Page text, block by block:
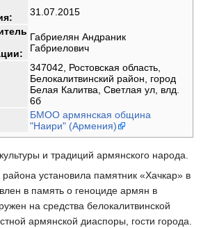
31.07.2015
Габриелян Андраник
Габриелович
347042, Ростовская область,
Белокалитвинский район, город
Белая Калитва, Светлая ул, влд.
6б
БМОО армянская община
"Наири" (Армения)
и традиций армянского народа.
установила памятник «Хачкар» в
в память о геноциде армян в
на средства белокалитвинской
армянской диаспоры, гости города.